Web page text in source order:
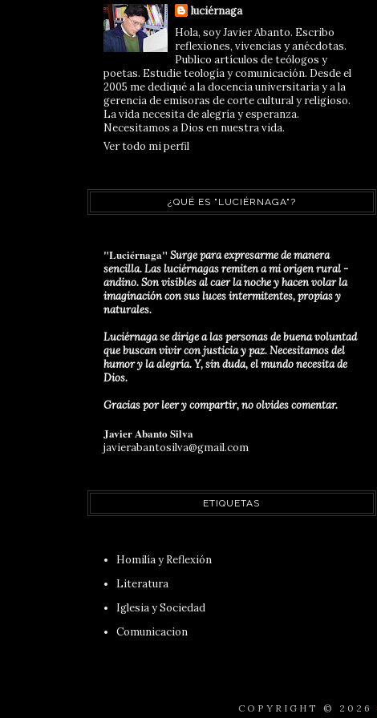
luciérnaga
Hola, soy Javier Abanto. Escribo
reflexiones, vivencias y anécdotas.
Publico artículos de teólogos y
poetas. Estudie teología y comunicación. Desde el
2005 me dediqué a la docencia universitaria y a la
gerencia de emisoras de corte cultural y religioso.
La vida necesita de alegría y esperanza.
Necesitamos a Dios en nuestra vida.
Ver todo mi perfil
¿QUÉ ES "LUCIÉRNAGA"?
"Luciérnaga" Surge para expresarme de manera
sencilla. Las luciérnagas remiten a mi origen rural -
andino. Son visibles al caer la noche y hacen volar la
imaginación con sus luces intermitentes, propias y
naturales.
Luciérnaga se dirige a las personas de buena voluntad
que buscan vivir con justicia y paz. Necesitamos del
humor y la alegría. Y, sin duda, el mundo necesita de
Dios.
Gracias por leer y compartir, no olvides comentar.
Javier Abanto Silva
javierabantosilva@gmail.com
ETIQUETAS
Homilía y Reflexión
Literatura
Iglesia y Sociedad
Comunicacion
COPYRIGHT © 2026